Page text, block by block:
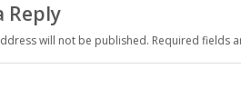
Reply
will not be published. Required fields